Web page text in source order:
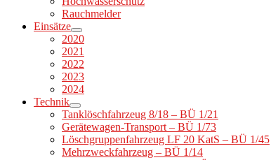
Rauchmelder
Einsätze
2020
2021
2022
2023
2024
Technik
Tanklöschfahrzeug 8/18 – BÜ 1/21
Gerätewagen-Transport – BÜ 1/73
Löschgruppenfahrzeug LF 20 KatS – BÜ 1/45
Mehrzweckfahrzeug – BÜ 1/14